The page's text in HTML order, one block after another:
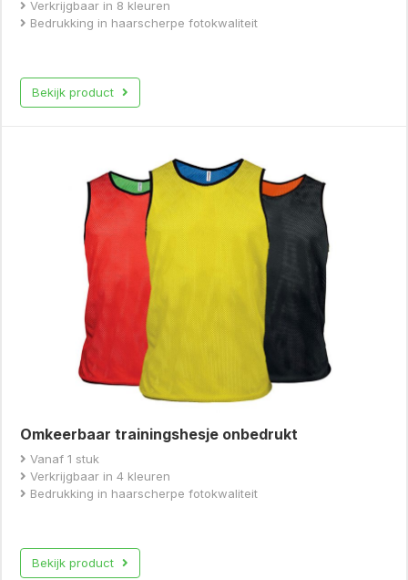
Verkrijgbaar in 8 kleuren
Bedrukking in haarscherpe fotokwaliteit
Bekijk product
Omkeerbaar trainingshesje onbedrukt
Vanaf 1 stuk
Verkrijgbaar in 4 kleuren
Bedrukking in haarscherpe fotokwaliteit
Bekijk product